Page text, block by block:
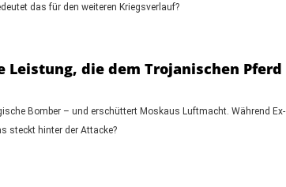
das für den weiteren Kriegsverlauf?
Leistung, die dem Trojanischen Pferd
Bomber – und erschüttert Moskaus Luftmacht. Während Ex-
steckt hinter der Attacke?